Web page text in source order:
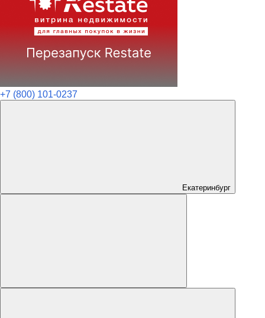
+7 (800) 101-0237
Екатеринбург